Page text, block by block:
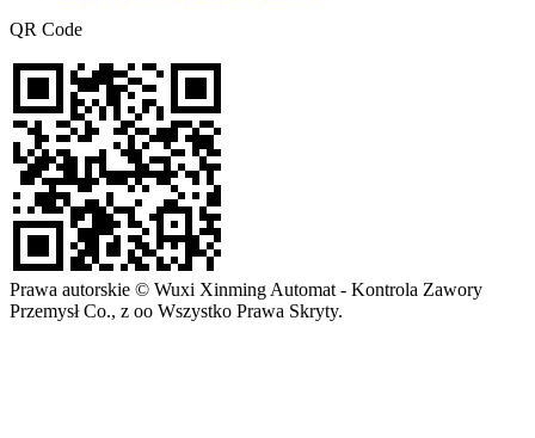
QR Code
Prawa autorskie © Wuxi Xinming Automat - Kontrola Zawory
Przemysł Co., z oo Wszystko Prawa Skryty.